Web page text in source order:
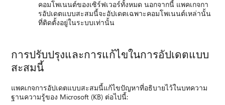
คอมโพเนนต์ของเซิร์ฟเวอร์ทั้งหมด นอกจากนี้ แพคเกจกา
รอัปเดตแบบสะสมนี้จะอัปเดตเฉพาะคอมโพเนนต์เหล่านั้น
ที่ติดตั้งอยู่ในระบบเท่านั้น
การปรับปรุงและการแก้ไขในการอัปเดตแบบ
สะสมนี้
แพคเกจการอัปเดตแบบสะสมนี้แก้ไขปัญหาที่อธิบายไว้ในบทความ
ฐานความรู้ของ Microsoft (KB) ต่อไปนี้: